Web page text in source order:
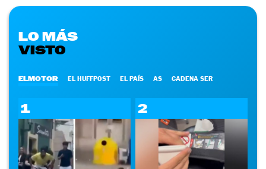
LO MÁS
VISTO
ELMOTOR EL HUFFPOST EL PAÍS AS CADENA SER
1 2